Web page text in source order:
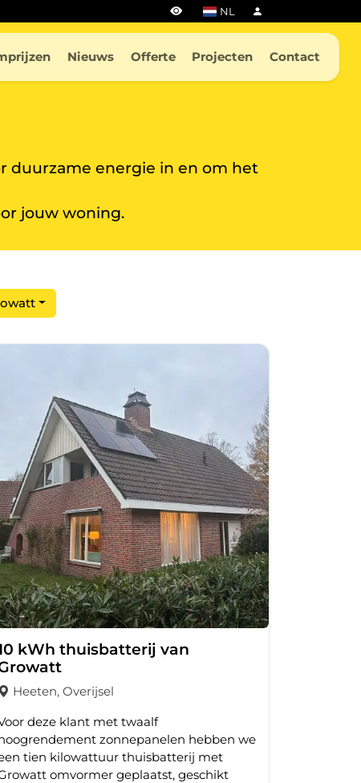
NL
Nieuws Offerte Projecten Contact
duurzame energie in en om het
jouw woning.
kWh thuisbatterij van
Heeten, Overijsel
deze klant met twaalf
zonnepanelen hebben we
tien kilowattuur thuisbatterij met
omvormer geplaatst, geschikt